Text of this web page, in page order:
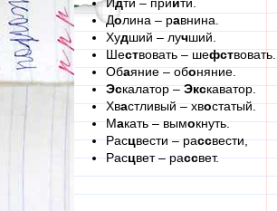
Долина – равнина.
Худший – лучший.
Шествовать – шефствовать.
Обаяние – обоняние.
Эскалатор –Экскаватор.
Хвастливый – хвостатый.
Макать – вымокнуть.
Расцвести – рассвести,
Расцвет – рассвет.